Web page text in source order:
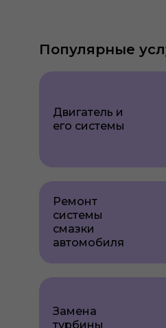
Популярные
Двигатель и
его системы
Ремонт
системы
смазки
автомобиля
Замена
турбины